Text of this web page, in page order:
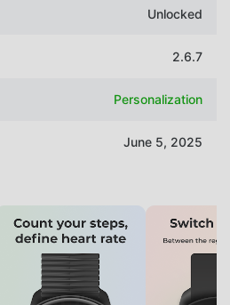
Unlocked
2.6.7
Personalization
June 5, 2025